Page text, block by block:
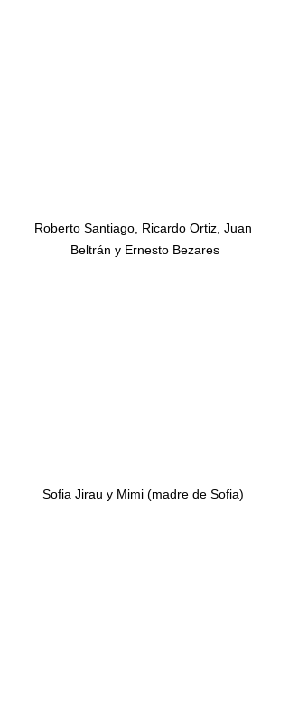
Roberto Santiago, Ricardo Ortiz, Juan
Beltrán y Ernesto Bezares
Sofia Jirau y Mimi (madre de Sofia)